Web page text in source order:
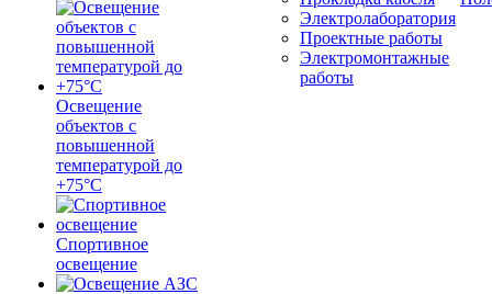
Освещение
объектов с
повышенной
температурой до
+75°C
Спортивное
освещение
Электролаборатория
Проектные работы
Электромонтажные
работы